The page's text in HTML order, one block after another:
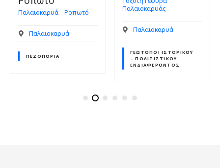
Παλαιοκαρυά – Ροπωτό
Παλαιοκαρυά
ΠΕΖΟΠΟΡΊΑ
Παλαιοκαρυάς
Παλαιοκαρυά
ΓΕΏΤΟΠΟΙ ΙΣΤΟΡΙΚΟΎ
– ΠΟΛΙΤΙΣΤΙΚΟΎ
ΕΝΔΙΑΦΈΡΟΝΤΟΣ